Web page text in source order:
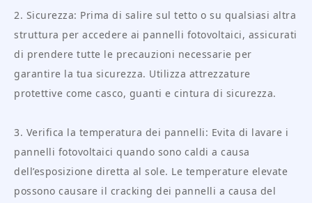
2. Sicurezza: Prima di salire sul tetto o su qualsiasi altra
struttura per accedere ai pannelli fotovoltaici, assicurati
di prendere tutte le precauzioni necessarie per
garantire la tua sicurezza. Utilizza attrezzature
protettive come casco, guanti e cintura di sicurezza.
3. Verifica la temperatura dei pannelli: Evita di lavare i
pannelli fotovoltaici quando sono caldi a causa
dell’esposizione diretta al sole. Le temperature elevate
possono causare il cracking dei pannelli a causa del